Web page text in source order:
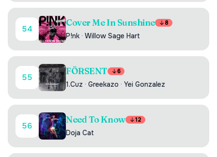
54
Cover Me In Sunshine 8
P!nk · Willow Sage Hart
55
FÖRSENT 6
1.Cuz · Greekazo · Yei Gonzalez
56
Need To Know 12
Doja Cat